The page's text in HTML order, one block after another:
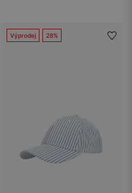
Výprodej 28%